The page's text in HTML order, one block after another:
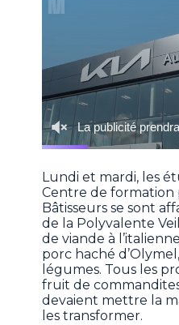
Lundi et mardi, les
Centre de formation
Bâtisseurs se sont
de la Polyvalente
de viande à
porc haché
légumes. Tous les
fruit de
devaient mettre la
les transformer.